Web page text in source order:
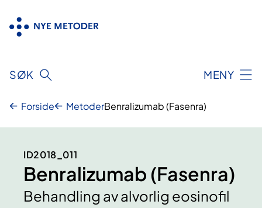
innhold
SØK MENY
Forside MetoderBenralizumab (Fasenra)
ID2018_011
Benralizumab (Fasenra)
Behandling av alvorlig eosinofil